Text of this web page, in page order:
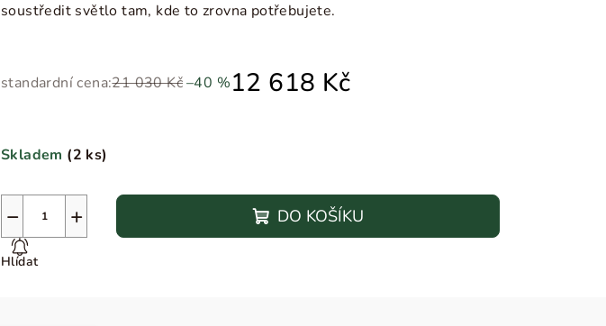
soustředit světlo tam, kde to zrovna potřebujete.
standardní cena:21 030 Kč–40 %12 618 Kč
Skladem (2 ks)
+
− DO KOŠÍKU
Hlídat